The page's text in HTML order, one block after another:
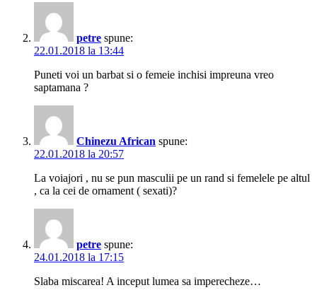
petre spune:
22.01.2018 la 13:44
Puneti voi un barbat si o femeie inchisi impreuna vreo
saptamana ?
Chinezu African spune:
22.01.2018 la 20:57
La voiajori , nu se pun masculii pe un rand si femelele pe altul
, ca la cei de ornament ( sexati)?
petre spune:
24.01.2018 la 17:15
Slaba miscarea! A inceput lumea sa imperecheze…